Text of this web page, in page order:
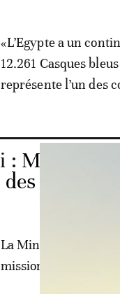
«L’Egypte a un
12.261 Casques
représente l’un des
: Mali: les
La Minusma -créée
mission de maintien